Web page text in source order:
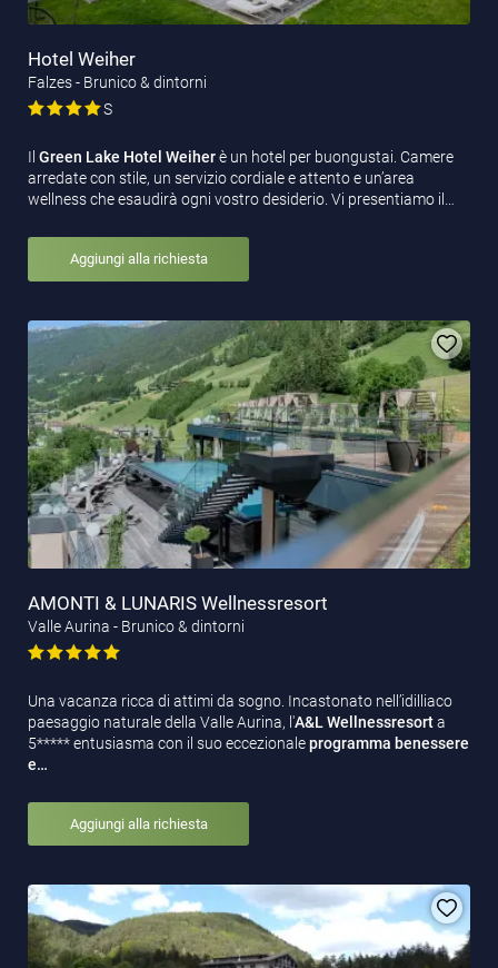
Hotel Weiher
Falzes - Brunico & dintorni
S
Il Green Lake Hotel Weiherè un hotel per buongustai. Camere
arredate con stile, un servizio cordiale e attento e un’area
wellness che esaudirà ogni vostro desiderio. Vi presentiamo il…
Aggiungi alla richiesta
AMONTI & LUNARIS Wellnessresort
Valle Aurina - Brunico & dintorni
Una vacanza ricca di attimi da sogno. Incastonato nell’idilliaco
paesaggio naturale della Valle Aurina, l'A&L Wellnessresorta
5***** entusiasma con il suo eccezionaleprogramma benessere
e…
Aggiungi alla richiesta